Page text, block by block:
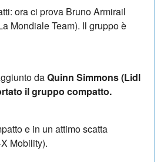
ora ci prova Bruno Armirail
Mondiale Team). Il gruppo è
daQuinn Simmons (Lidl
il gruppo compatto.
e in un attimo scatta
Mobility).